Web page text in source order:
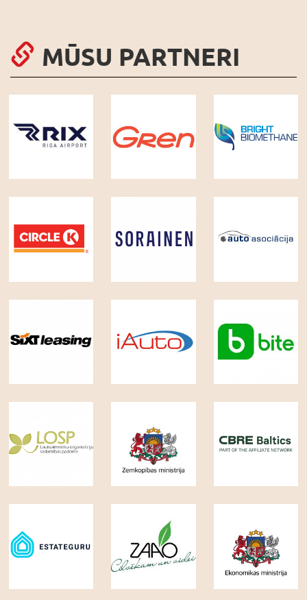
MŪSU PARTNERI